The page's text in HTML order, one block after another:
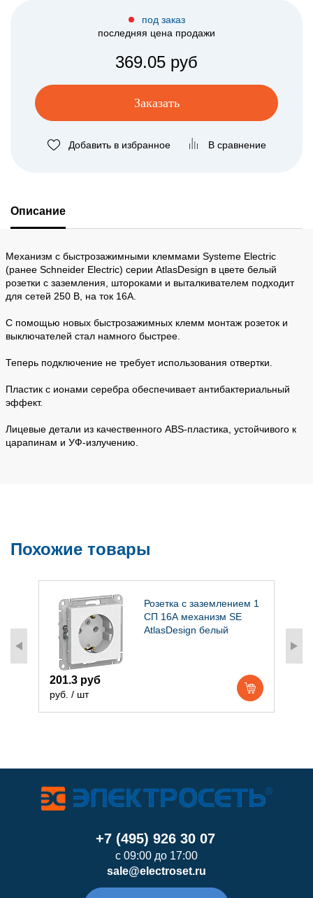
под заказ
последняя цена продажи
369.05 руб
Заказать
Добавить в избранное В сравнение
Описание
Механизм с быстрозажимными клеммами Systeme Electric
(ранее Schneider Electric) серии AtlasDesign в цвете белый
розетки с заземления, штороками и выталкивателем подходит
для сетей 250 В, на ток 16А.
С помощью новых быстрозажимных клемм монтаж розеток и
выключателей стал намного быстрее.
Теперь подключение не требует использования отвертки.
Пластик с ионами серебра обеспечивает антибактериальный
эффект.
Лицевые детали из качественного ABS-пластика, устойчивого к
царапинам и УФ-излучению.
Похожие товары
Розетка с заземлением 1
СП 16А механизм SE
AtlasDesign белый
201.3 руб
руб. / шт
+7 (495) 926 30 07
с 09:00 до 17:00
sale@electroset.ru